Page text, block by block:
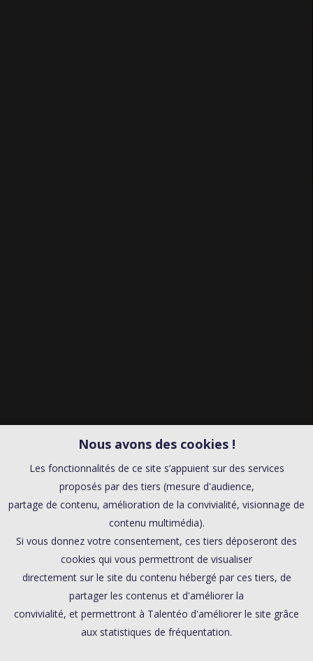
Nous avons des cookies !
Les fonctionnalités de ce site s’appuient sur des services
proposés par des tiers (mesure d'audience,
partage de contenu, amélioration de la convivialité, visionnage de
contenu multimédia).
Si vous donnez votre consentement, ces tiers déposeront des
cookies qui vous permettront de visualiser
directement sur le site du contenu hébergé par ces tiers, de
partager les contenus et d'améliorer la
convivialité, et permettront à Talentéo d'améliorer le site grâce
aux statistiques de fréquentation.